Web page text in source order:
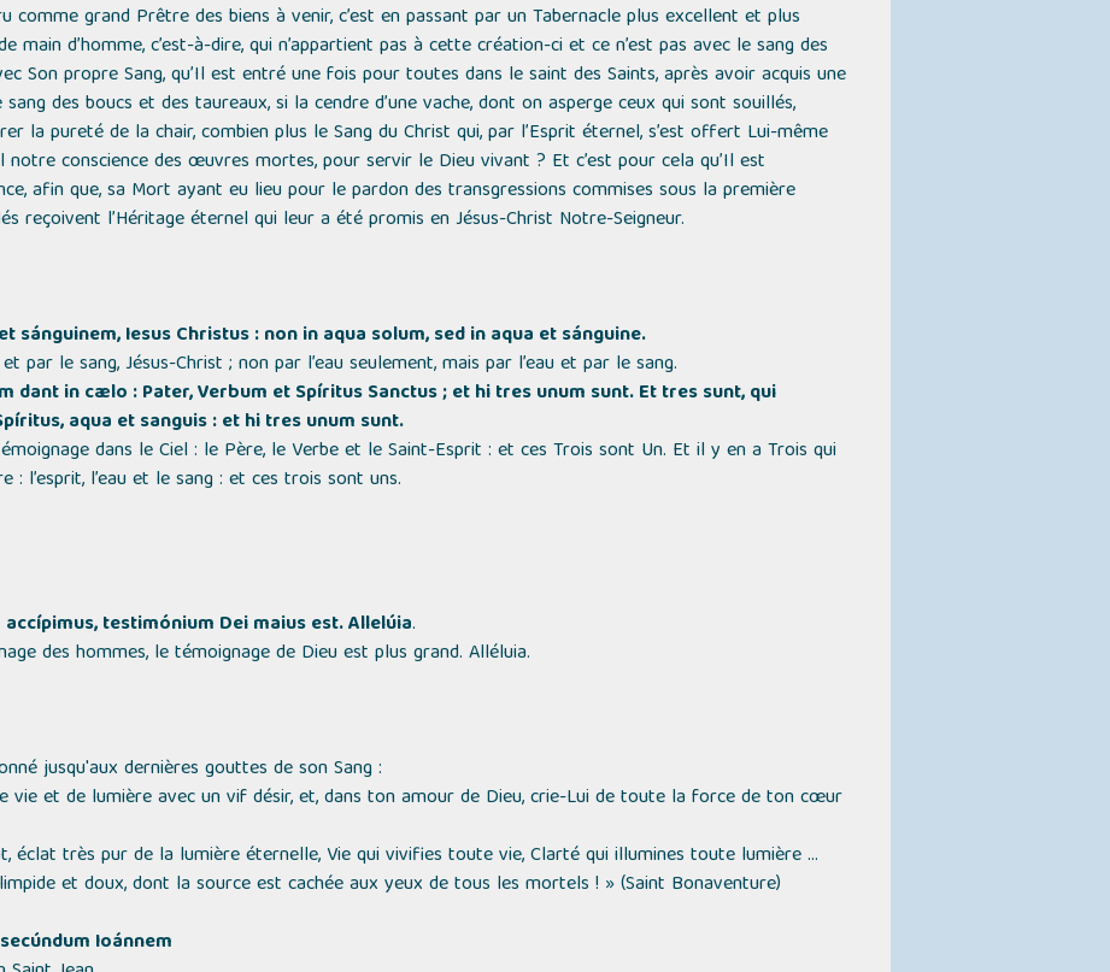
comme grand Prêtre des biens à venir, c’est en passant par un Tabernacle plus excellent et plus
main d’homme, c’est-à-dire, qui n’appartient pas à cette création-ci et ce n’est pas avec le sang des
Son propre Sang, qu’Il est entré une fois pour toutes dans le saint des Saints, après avoir acquis une
des boucs et des taureaux, si la cendre d’une vache, dont on asperge ceux qui sont souillés,
la pureté de la chair, combien plus le Sang du Christ qui, par l’Esprit éternel, s’est offert Lui-même
conscience des œuvres mortes, pour servir le Dieu vivant ? Et c’est pour cela qu’Il est
afin que, sa Mort ayant eu lieu pour le pardon des transgressions commises sous la première
reçoivent l’Héritage éternel qui leur a été promis en Jésus-Christ Notre-Seigneur.
sánguinem, Iesus Christus : non in aqua solum, sed in aqua et sánguine.
par le sang, Jésus-Christ ; non par l’eau seulement, mais par l’eau et par le sang.
dant in cælo : Pater, Verbum et Spíritus Sanctus ; et hi tres unum sunt. Et tres sunt, qui
aqua et sanguis : et hi tres unum sunt.
dans le Ciel : le Père, le Verbe et le Saint-Esprit : et ces Trois sont Un. Et il y en a Trois qui
l’esprit, l’eau et le sang : et ces trois sont uns.
testimónium Dei maius est. Allelúia.
des hommes, le témoignage de Dieu est plus grand. Alléluia.
jusqu'aux dernières gouttes de son Sang :
vie et de lumière avec un vif désir, et, dans ton amour de Dieu, crie-Lui de toute la force de ton cœur
éclat très pur de la lumière éternelle, Vie qui vivifies toute vie, Clarté qui illumines toute lumière ...
et doux, dont la source est cachée aux yeux de tous les mortels ! »(Saint Bonaventure)
Ioánnem